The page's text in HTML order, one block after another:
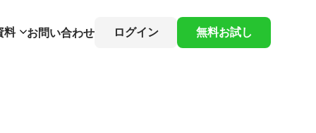
料 お問い合わせ ログイン 無料お試し